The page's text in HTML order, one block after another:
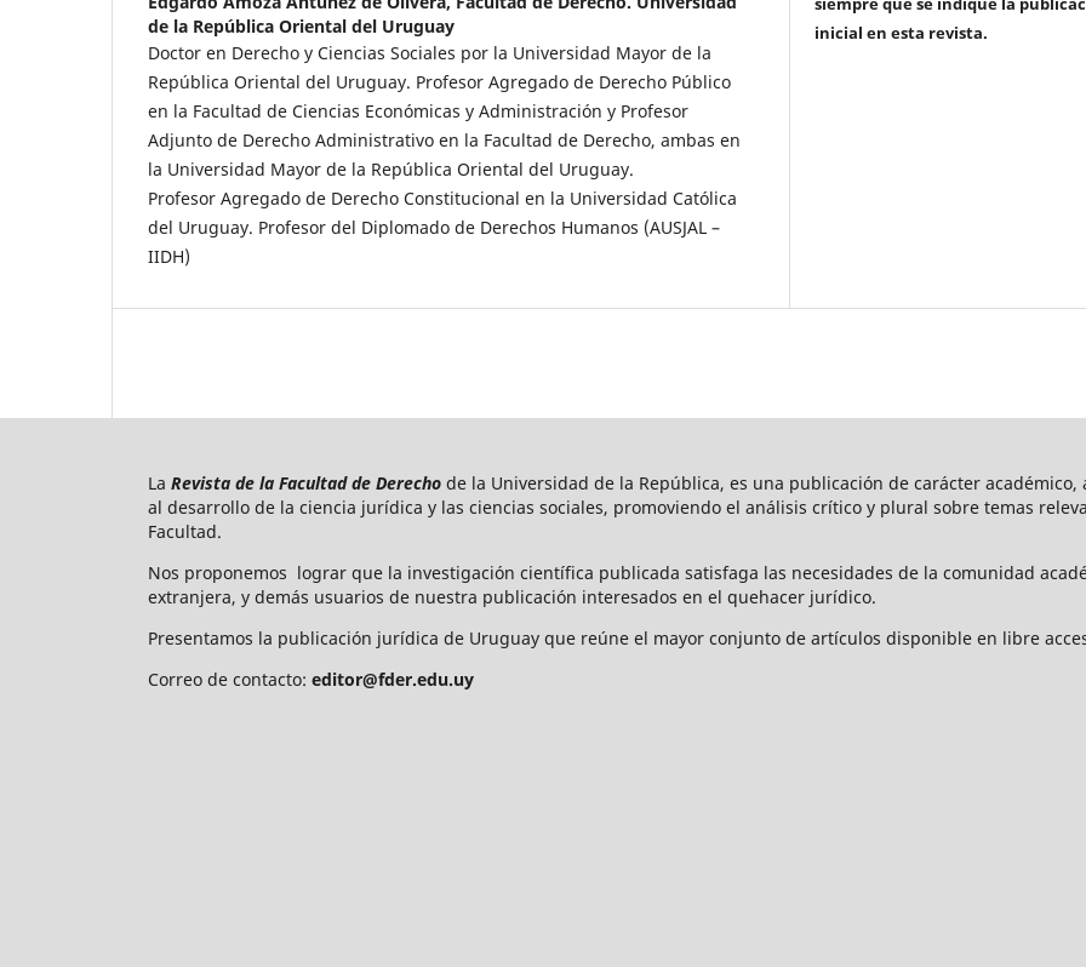
de la República Oriental del Uruguay
Doctor en Derecho y Ciencias Sociales por la Universidad Mayor de la
República Oriental del Uruguay. Profesor Agregado de Derecho Público
en la Facultad de Ciencias Económicas y Administración y Profesor
Adjunto de Derecho Administrativo en la Facultad de Derecho, ambas en
la Universidad Mayor de la República Oriental del Uruguay.
Profesor Agregado de Derecho Constitucional en la Universidad Católica
del Uruguay. Profesor del Diplomado de Derechos Humanos (AUSJAL –
IIDH)
inicial en esta revista.
La Revista de la Facultad de Derecho de la Universidad de la República, es una publicación de carácter
al desarrollo de la ciencia jurídica y las ciencias sociales, promoviendo el análisis crítico y plural sobre temas
Facultad.
Nos proponemos lograr que la investigación científica publicada satisfaga las necesidades de la comunidad
extranjera, y demás usuarios de nuestra publicación interesados en el quehacer jurídico.
Presentamos la publicación jurídica de Uruguay que reúne el mayor conjunto de artículos disponible en libre
Correo de contacto: editor@fder.edu.uy